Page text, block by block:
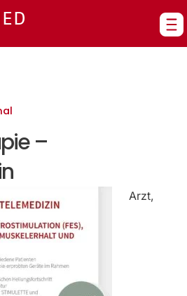
–
Arzt,